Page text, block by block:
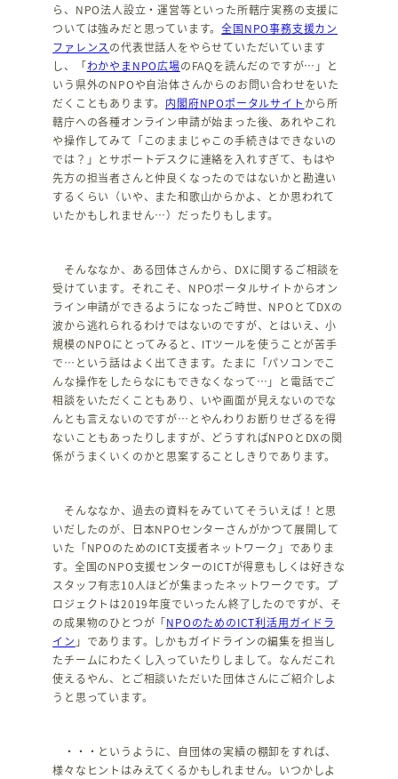
ら、NPO法人設立・運営等といった所轄庁実務の支援に
ついては強みだと思っています。全国NPO事務支援カン
ファレンス の代表世話人をやらせていただいています
し、「わかやまNPO広場のFAQを読んだのですが…」と
いう県外のNPOや自治体さんからのお問い合わせをいた
だくこともあります。 内閣府NPOポータルサイト から所
轄庁への各種オンライン申請が始まった後、あれやこれ
や操作してみて「このままじゃこの手続きはできないの
では？」とサポートデスクに連絡を入れすぎて、もはや
先方の担当者さんと仲良くなったのではないかと勘違い
するくらい（いや、また和歌山からかよ、とか思われて
いたかもしれません…）だったりもします。
そんななか、ある団体さんから、DXに関するご相談を
受けています。それこそ、NPOポータルサイトからオン
ライン申請ができるようになったご時世、NPOとてDXの
波から逃れられるわけではないのですが、とはいえ、小
規模のNPOにとってみると、ITツールを使うことが苦手
で…という話はよく出てきます。たまに「パソコンでこ
んな操作をしたらなにもできなくなって…」と電話でご
相談をいただくこともあり、いや画面が見えないのでな
んとも言えないのですが…とやんわりお断りせざるを得
ないこともあったりしますが、どうすればNPOとDXの関
係がうまくいくのかと思案することしきりであります。
そんななか、過去の資料をみていてそういえば！と思
いだしたのが、日本NPOセンターさんがかつて展開して
いた「NPOのためのICT支援者ネットワーク」でありま
す。全国のNPO支援センターのICTが得意もしくは好きな
スタッフ有志10人ほどが集まったネットワークです。プ
ロジェクトは2019年度でいったん終了したのですが、そ
の成果物のひとつが「NPOのためのICT利活用ガイドラ
イン 」であります。しかもガイドラインの編集を担当し
たチームにわたくし入っていたりしまして。なんだこれ
使えるやん、とご相談いただいた団体さんにご紹介しよ
うと思っています。
・・・というように、自団体の実績の棚卸をすれば、
様々なヒントはみえてくるかもしれません。いつかしよ